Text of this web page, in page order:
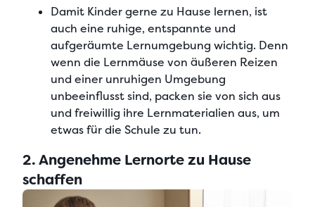
Damit Kinder gerne zu Hause lernen, ist
auch eine ruhige, entspannte und
aufgeräumte Lernumgebung wichtig. Denn
wenn die Lernmäuse von äußeren Reizen
und einer unruhigen Umgebung
unbeeinflusst sind, packen sie von sich aus
und freiwillig ihre Lernmaterialien aus, um
etwas für die Schule zu tun.
2. Angenehme Lernorte zu Hause
schaffen